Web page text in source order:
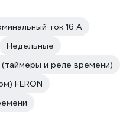
ток 16 А
Недельные
(таймеры и реле времени)
FERON